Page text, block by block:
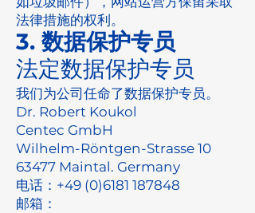
法律措施的权利。
3. 数据保护专员
法定数据保护专员
我们为公司任命了数据保护专员。
Dr. Robert Koukol
Centec GmbH
Wilhelm-Röntgen-Strasse 10
63477 Maintal. Germany
电话：+49 (0)6181 187848
邮箱：